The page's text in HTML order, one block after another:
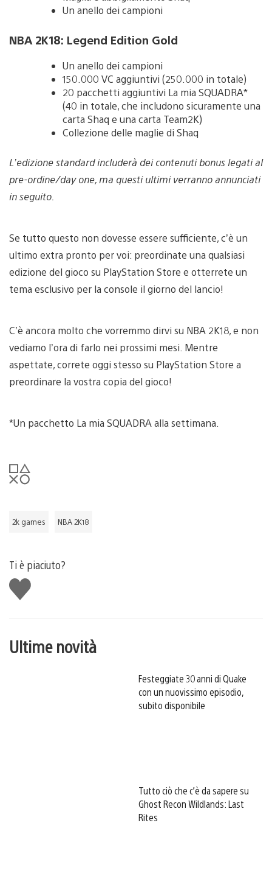
Un anello dei campioni
NBA 2K18: Legend Edition Gold
Un anello dei campioni
150.000 VC aggiuntivi (250.000 in totale)
20 pacchetti aggiuntivi La mia SQUADRA*
(40 in totale, che includono sicuramente una
carta Shaq e una carta Team2K)
Collezione delle maglie di Shaq
L’edizione standard includerà dei contenuti bonus legati al
pre-ordine/day one, ma questi ultimi verranno annunciati
in seguito.
Se tutto questo non dovesse essere sufficiente, c’è un
ultimo extra pronto per voi: preordinate una qualsiasi
edizione del gioco su PlayStation Store e otterrete un
tema esclusivo per la console il giorno del lancio!
C’è ancora molto che vorremmo dirvi su NBA 2K18, e non
vediamo l’ora di farlo nei prossimi mesi. Mentre
aspettate, correte oggi stesso su PlayStation Store a
preordinare la vostra copia del gioco!
*Un pacchetto La mia SQUADRA alla settimana.
2k games NBA 2K18
Ti è piaciuto?
Mi
piace
Ultime novità
Festeggiate 30 anni di Quake
con un nuovissimo episodio,
subito disponibile
Tutto ciò che c’è da sapere su
Ghost Recon Wildlands: Last
Rites